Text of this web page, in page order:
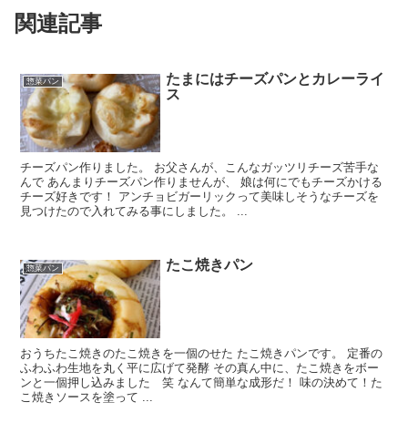
関連記事
惣菜パン
たまにはチーズパンとカレーライ
ス
チーズパン作りました。 お父さんが、こんなガッツリチーズ苦手な
んで あんまりチーズパン作りませんが、 娘は何にでもチーズかける
チーズ好きです！ アンチョビガーリックって美味しそうなチーズを
見つけたので入れてみる事にしました。 ...
惣菜パン たこ焼きパン
おうちたこ焼きのたこ焼きを一個のせた たこ焼きパンです。 定番の
ふわふわ生地を丸く平に広げて発酵 その真ん中に、たこ焼きをボー
ンと一個押し込みました 笑 なんて簡単な成形だ！ 味の決めて！た
こ焼きソースを塗って ...